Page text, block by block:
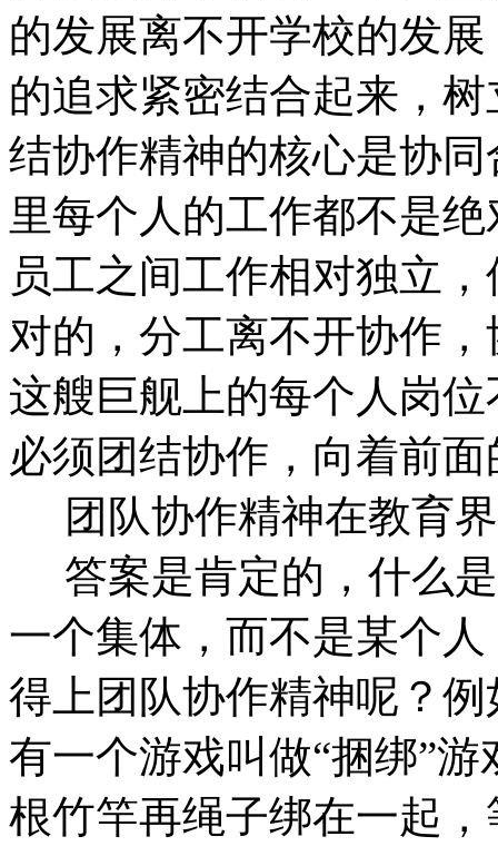
的发展离不开学校的发
的追求紧密结合起来，
结协作精神的核心是协
里每个人的工作都不是
员工之间工作相对独立
对的，分工离不开协作
这艘巨舰上的每个人岗
必须团结协作，向着前
团队协作精神在教育
答案是肯定的，什么
一个集体，而不是某个
得上团队协作精神呢？
有一个游戏叫做“捆绑”
根竹竿再绳子绑在一起